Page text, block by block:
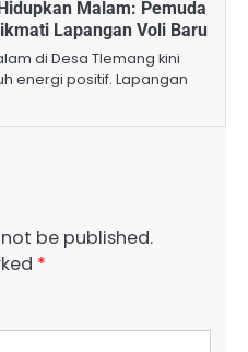
Malam: Pemuda
Lapangan Voli Baru
di Desa Tlemang kini
energi positif. Lapangan
be published.
*